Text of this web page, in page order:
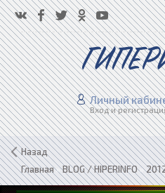
Личный
Вход и
Назад
Главная»BLOG / HIPERINFO»